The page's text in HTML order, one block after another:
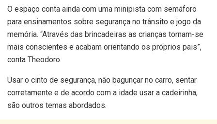
O espaço conta ainda com uma minipista com semáforo
para ensinamentos sobre segurança no trânsito e jogo da
memória. “Através das brincadeiras as crianças tornam-se
mais conscientes e acabam orientando os próprios pais”,
conta Theodoro.
Usar o cinto de segurança, não bagunçar no carro, sentar
corretamente e de acordo com a idade usar a cadeirinha,
são outros temas abordados.